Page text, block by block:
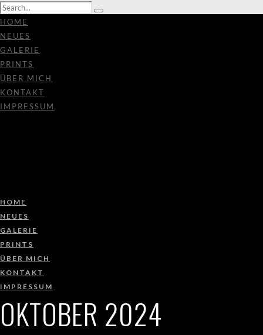
HOME
NEUES
GALERIE
PRINTS
ÜBER MICH
KONTAKT
IMPRESSUM
HOME
NEUES
GALERIE
PRINTS
ÜBER MICH
KONTAKT
IMPRESSUM
OKTOBER 2024